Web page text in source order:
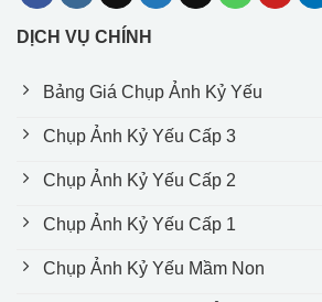
DỊCH VỤ CHÍNH
Bảng Giá Chụp Ảnh Kỷ Yếu
Chụp Ảnh Kỷ Yếu Cấp 3
Chụp Ảnh Kỷ Yếu Cấp 2
Chụp Ảnh Kỷ Yếu Cấp 1
Chụp Ảnh Kỷ Yếu Mầm Non